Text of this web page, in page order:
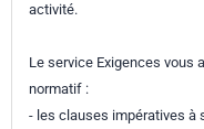
activité.
Le service Exigences vous
normatif :
- les clauses impératives à